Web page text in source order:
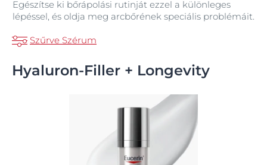
Egészítse ki bőrápolási rutinját ezzel a különleges
lépéssel, és oldja meg arcbőrének speciális problémáit.
Szűrve Szérum
Hyaluron-Filler + Longevity